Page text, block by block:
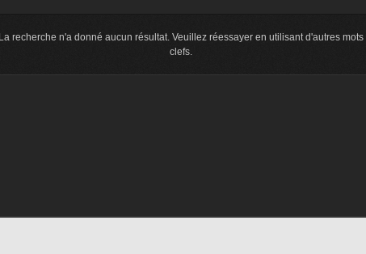
La recherche n'a donné aucun résultat. Veuillez réessayer en utilisant d'autres mots
clefs.